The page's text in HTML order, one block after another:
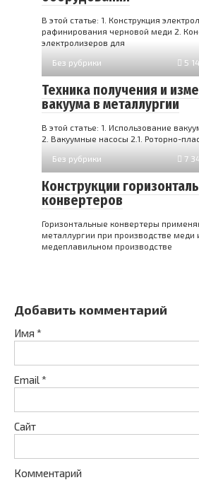
В этой статье: 1. Конструкция
рафинирования черновой меди 2.
электролизеров для
Без рубрики
5
Техника получения и
вакуума в металлургии
В этой статье: 1. Использование
2. Вакуумные насосы 2.1. Роторно-
Без рубрики
7
Конструкции
конвертеров
Горизонтальные конвертеры
металлургии при производстве меди
медеплавильном производстве
Добавить комментарий
Имя *
Email *
Сайт
Комментарий